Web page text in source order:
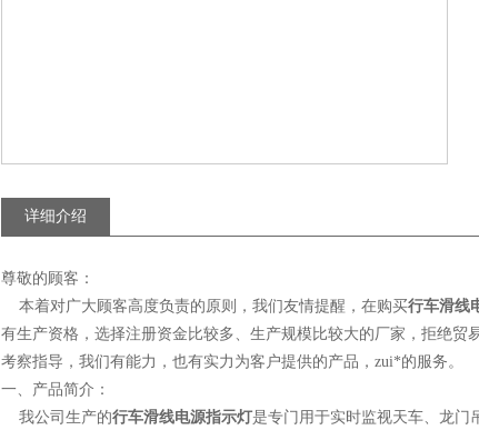
详细介绍
尊敬的顾客：
本着对广大顾客高度负责的原则，我们友情提醒，在购买行车滑线
有生产资格，选择注册资金比较多、生产规模比较大的厂家，拒绝
考察指导，我们有能力，也有实力为客户提供的产品，zui*的服务。
一、产品简介：
我公司生产的行车滑线电源指示灯是专门用于实时监视天车、龙门